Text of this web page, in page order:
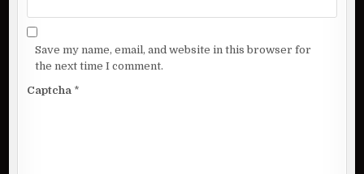
Save my name, email, and website in this browser for
the next time I comment.
Captcha *